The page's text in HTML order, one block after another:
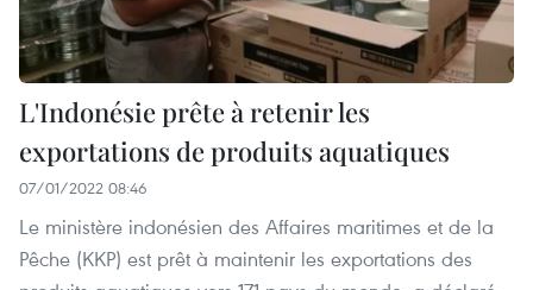
L'Indonésie prête à retenir les
exportations de produits aquatiques
07/01/2022 08:46
Le ministère indonésien des Affaires maritimes et de la
Pêche (KKP) est prêt à maintenir les exportations des